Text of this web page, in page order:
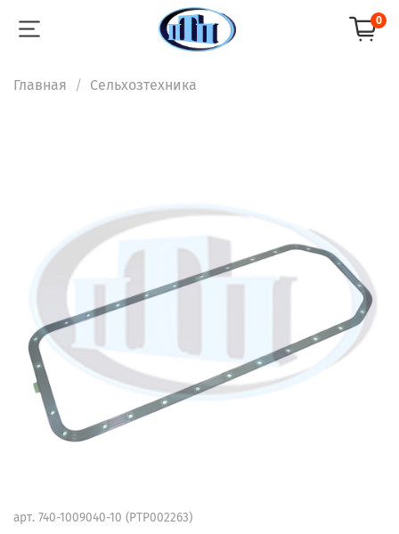
0
Главная Сельхозтехника
арт. 740-1009040-10 (PTP002263)